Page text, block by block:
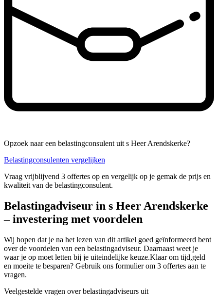
Opzoek naar een belastingconsulent uit s Heer Arendskerke?
Belastingconsulenten vergelijken
Vraag vrijblijvend 3 offertes op en vergelijk op je gemak de prijs en
kwaliteit van de belastingconsulent.
Belastingadviseur in s Heer Arendskerke
– investering met voordelen
Wij hopen dat je na het lezen van dit artikel goed geïnformeerd bent
over de voordelen van een belastingadviseur. Daarnaast weet je
waar je op moet letten bij je uiteindelijke keuze.Klaar om tijd,geld
en moeite te besparen? Gebruik ons formulier om 3 offertes aan te
vragen.
Veelgestelde vragen over belastingadviseurs uit